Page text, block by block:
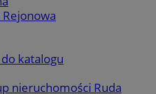
katalogu
nieruchomości Ruda